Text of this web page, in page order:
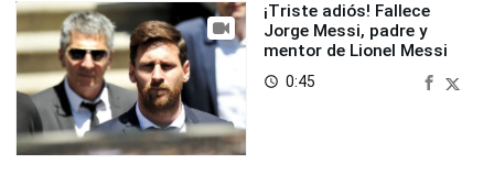
¡Triste adiós! Fallece
Jorge Messi, padre y
mentor de Lionel Messi
access_time 0:45